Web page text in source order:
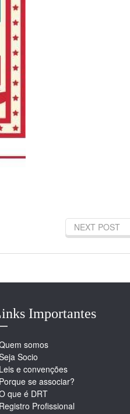
NEXT POST
Importantes
somos
Socio
Leis e convenções
Porque se associar?
que é DRT
Registro Profissional